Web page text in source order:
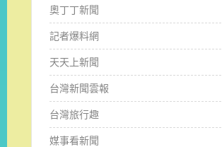
奧丁丁新聞
記者爆料網
天天上新聞
台灣新聞雲報
台灣旅行趣
媒事看新聞